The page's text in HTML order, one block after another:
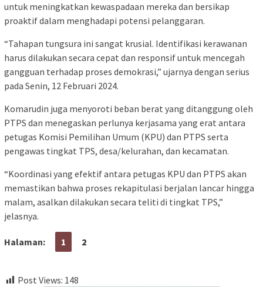
untuk meningkatkan kewaspadaan mereka dan bersikap
proaktif dalam menghadapi potensi pelanggaran.
“Tahapan tungsura ini sangat krusial. Identifikasi kerawanan
harus dilakukan secara cepat dan responsif untuk mencegah
gangguan terhadap proses demokrasi,” ujarnya dengan serius
pada Senin, 12 Februari 2024.
Komarudin juga menyoroti beban berat yang ditanggung oleh
PTPS dan menegaskan perlunya kerjasama yang erat antara
petugas Komisi Pemilihan Umum (KPU) dan PTPS serta
pengawas tingkat TPS, desa/kelurahan, dan kecamatan.
“Koordinasi yang efektif antara petugas KPU dan PTPS akan
memastikan bahwa proses rekapitulasi berjalan lancar hingga
malam, asalkan dilakukan secara teliti di tingkat TPS,”
jelasnya.
Halaman: 1 2
Post Views: 148